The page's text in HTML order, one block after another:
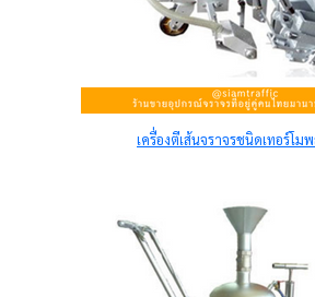
เครื่องตีเส้นจราจรชนิดเทอร์โม